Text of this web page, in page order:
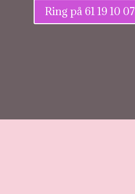
Ring på 61 19 10 07